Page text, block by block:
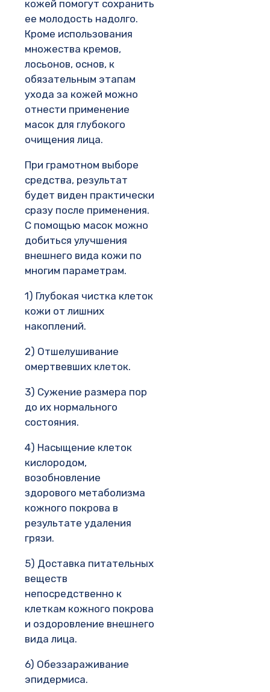
кожей помогут сохранить
ее молодость надолго.
Кроме использования
множества кремов,
лосьонов, основ, к
обязательным этапам
ухода за кожей можно
отнести применение
масок для глубокого
очищения лица.
При грамотном выборе
средства, результат
будет виден практически
сразу после применения.
С помощью масок можно
добиться улучшения
внешнего вида кожи по
многим параметрам.
1) Глубокая чистка клеток
кожи от лишних
накоплений.
2) Отшелушивание
омертвевших клеток.
3) Сужение размера пор
до их нормального
состояния.
4) Насыщение клеток
кислородом,
возобновление
здорового метаболизма
кожного покрова в
результате удаления
грязи.
5) Доставка питательных
веществ
непосредственно к
клеткам кожного покрова
и оздоровление внешнего
вида лица.
6) Обеззараживание
эпидермиса.